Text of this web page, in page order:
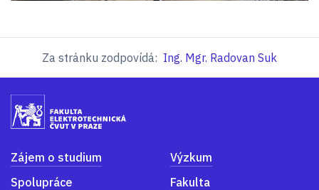
Za stránku zodpovídá: Ing. Mgr. Radovan Suk
Zájem o studium
Výzkum
Spolupráce
Fakulta